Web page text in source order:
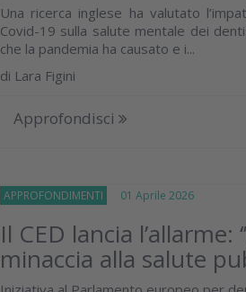
Una ricerca inglese ha valutato
Covid-19 sulla salute mentale dei
che la pandemia ha causato e i...
di Lara Figini
Approfondisci
APPROFONDIMENTI 01 Aprile 2026
Il CED lancia l’allarme:
minaccia alla salute